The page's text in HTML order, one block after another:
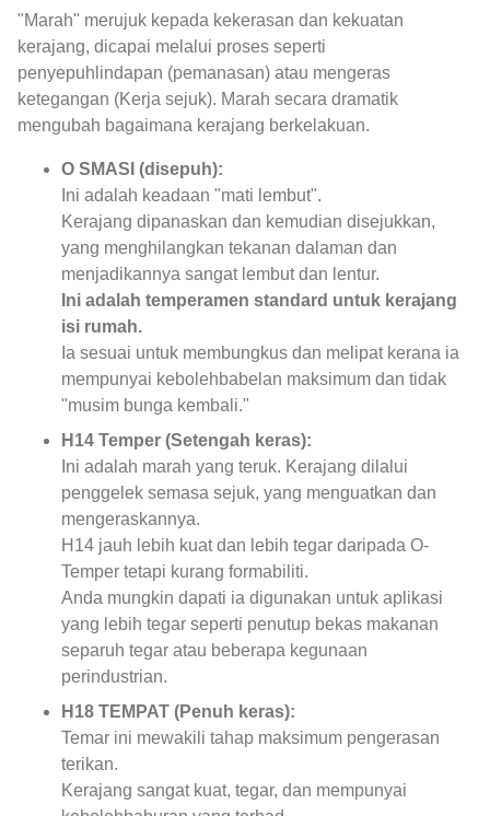
"Marah" merujuk kepada kekerasan dan kekuatan
kerajang, dicapai melalui proses seperti
penyepuhlindapan (pemanasan) atau mengeras
ketegangan (Kerja sejuk). Marah secara dramatik
mengubah bagaimana kerajang berkelakuan.
O SMASI (disepuh):
Ini adalah keadaan "mati lembut".
Kerajang dipanaskan dan kemudian disejukkan,
yang menghilangkan tekanan dalaman dan
menjadikannya sangat lembut dan lentur.
Ini adalah temperamen standard untuk kerajang
isi rumah.
Ia sesuai untuk membungkus dan melipat kerana ia
mempunyai kebolehbabelan maksimum dan tidak
"musim bunga kembali."
H14 Temper (Setengah keras):
Ini adalah marah yang teruk. Kerajang dilalui
penggelek semasa sejuk, yang menguatkan dan
mengeraskannya.
H14 jauh lebih kuat dan lebih tegar daripada O-
Temper tetapi kurang formabiliti.
Anda mungkin dapati ia digunakan untuk aplikasi
yang lebih tegar seperti penutup bekas makanan
separuh tegar atau beberapa kegunaan
perindustrian.
H18 TEMPAT (Penuh keras):
Temar ini mewakili tahap maksimum pengerasan
terikan.
Kerajang sangat kuat, tegar, dan mempunyai